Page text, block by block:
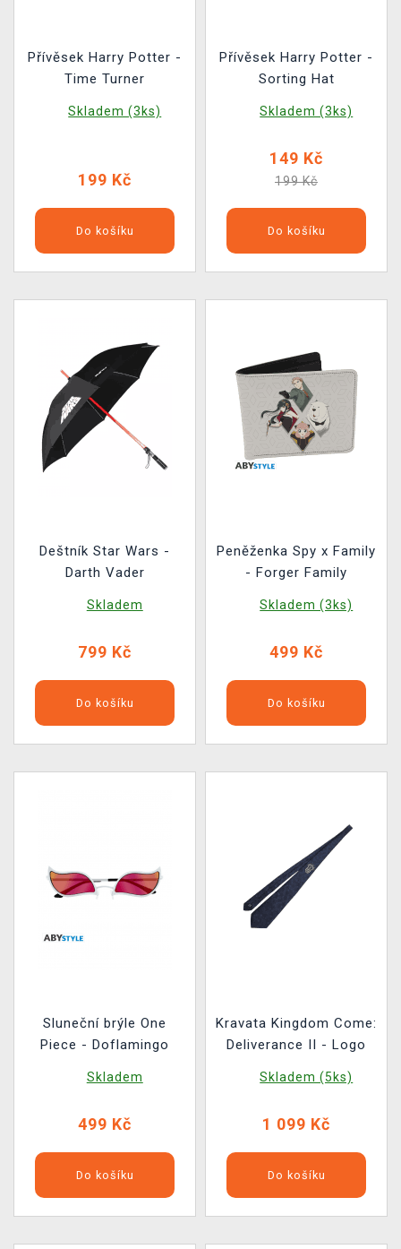
Přívěsek Harry Potter -
Time Turner
Skladem (3ks)
199 Kč
Do košíku
Přívěsek Harry Potter -
Sorting Hat
Skladem (3ks)
149 Kč
199 Kč
Do košíku
Deštník Star Wars -
Darth Vader
Skladem
799 Kč
Do košíku
Peněženka Spy x Family
- Forger Family
Skladem (3ks)
499 Kč
Do košíku
Sluneční brýle One
Piece - Doflamingo
Skladem
499 Kč
Do košíku
Kravata Kingdom Come:
Deliverance II - Logo
Skladem (5ks)
1 099 Kč
Do košíku